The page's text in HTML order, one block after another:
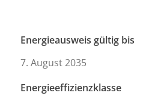
Energieausweis gültig bis
7. August 2035
Energieeffizienzklasse